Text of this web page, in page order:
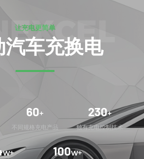
让充电更简单
汽车充换电
60+
不同规格充电产品
230+
独有充电控制技术
w+ 100w+